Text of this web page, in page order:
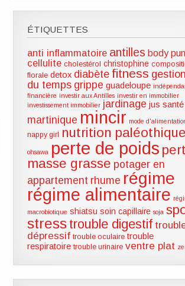
ÉTIQUETTES
anti inflammatoire antilles body
cellulite cholestérol christophine
florale detox diabète fitness gestion
du temps grippe guadeloupe
financière investir aux Antilles investir en immobilier
investissement immobilier jardinage jus santé
martinique mincir mode
nappy girl nutrition paléothique
ohsawa perte de poids
masse grasse potager en
appartement rhume régime
régime alimentaire
macrobiotique shiatsu soin capillaire soja
stress trouble digestif
dépressif trouble oculaire trouble
respiratoire trouble urinaire ventre plat